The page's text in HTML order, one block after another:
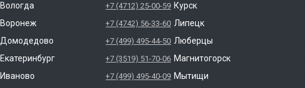
Вологда
Воронеж
Домодедово
Екатеринбург
Иваново
+7 (4712) 25-00-59 Курск
+7 (4742) 56-33-60 Липецк
+7 (499) 495-44-50 Люберцы
+7 (3519) 51-70-06 Магнитогорск
+7 (499) 495-40-09 Мытищи